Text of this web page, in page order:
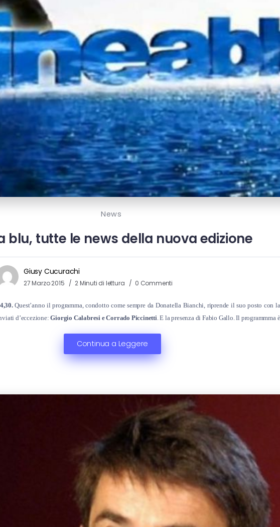
News
blu, tutte le news della nuova edizione
Giusy Cucurachi
27 Marzo 2015 2 Minuti di lettura 0 Commenti
Quest’anno il programma, condotto come sempre da Donatella Bianchi, riprende il suo posto con
d’eccezione:Giorgio Calabresi e Corrado Piccinetti. E la presenza di Fabio Gallo. Il
Continua a Leggere